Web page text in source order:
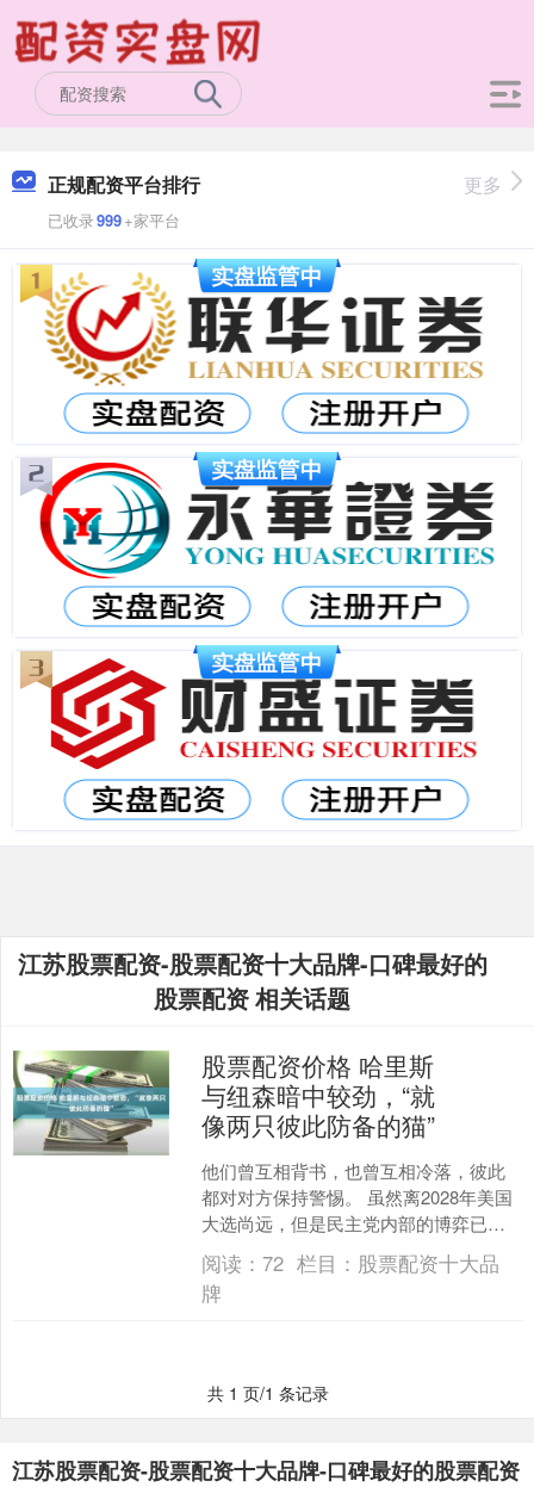
正规配资平台排行
已收录999+家平台
更多
江苏股票配资-股票配资十大品牌-口碑最好的
股票配资 相关话题
股票配资价格 哈里斯
与纽森暗中较劲，“就
像两只彼此防备的猫”
他们曾互相背书，也曾互相冷落，彼此
都对对方保持警惕。 虽然离2028年美国
大选尚远，但是民主党内部的博弈已经
升温。据美媒报道股票配资价格，加州
州长纽森和美国前副....
阅读：72 栏目： 股票配资十大品
牌
共 1 页/1 条记录
江苏股票配资-股票配资十大品牌-口碑最好的股票配资